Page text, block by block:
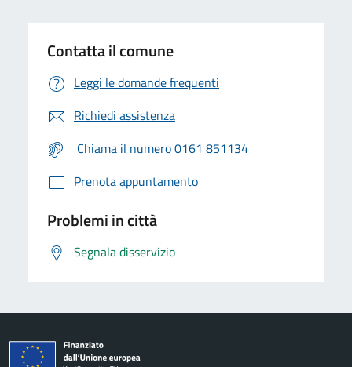
Contatta il comune
Leggi le domande frequenti
Richiedi assistenza
Chiama il numero 0161 851134
Prenota appuntamento
Problemi in città
Segnala disservizio